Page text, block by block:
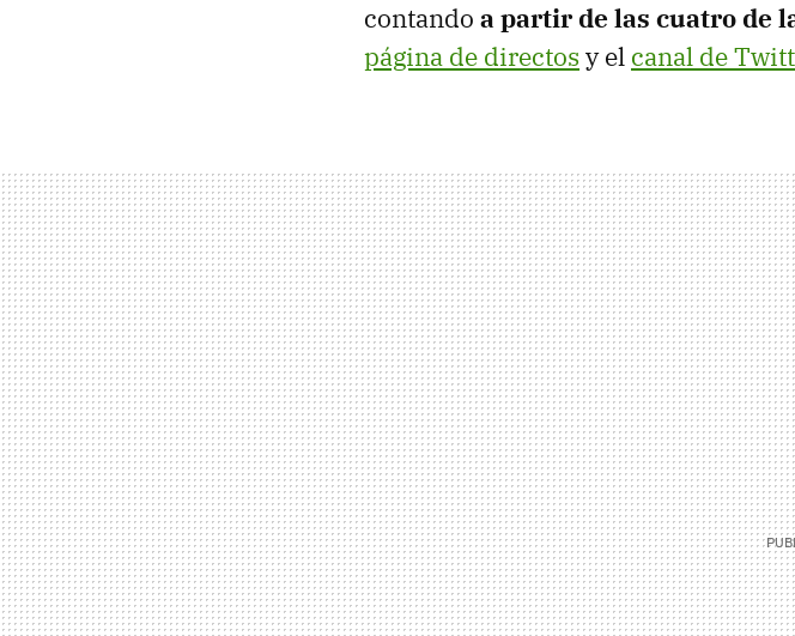
contando a partir de las cuatro de
página de directos y el canal de